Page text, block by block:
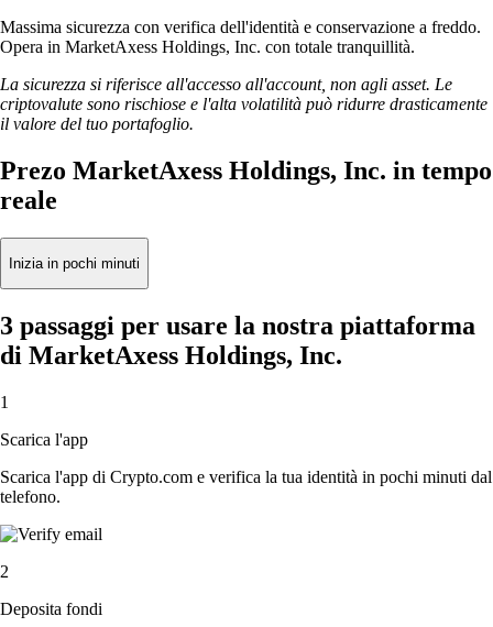
Massima sicurezza con verifica dell'identità e conservazione a freddo.
Opera in MarketAxess Holdings, Inc. con totale tranquillità.
La sicurezza si riferisce all'accesso all'account, non agli asset. Le
criptovalute sono rischiose e l'alta volatilità può ridurre drasticamente
il valore del tuo portafoglio.
Prezo MarketAxess Holdings, Inc. in tempo
reale
Inizia in pochi minuti
3 passaggi per usare la nostra piattaforma
di MarketAxess Holdings, Inc.
1
Scarica l'app
Scarica l'app di Crypto.com e verifica la tua identità in pochi minuti dal
telefono.
2
Deposita fondi